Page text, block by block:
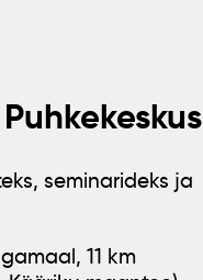
seminarideks ja
11 km